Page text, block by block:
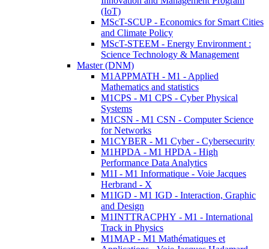
(IoT)
MScT-SCUP - Economics for Smart Cities
and Climate Policy
MScT-STEEM - Energy Environment :
Science Technology & Management
Master (DNM)
M1APPMATH - M1 - Applied
Mathematics and statistics
M1CPS - M1 CPS - Cyber Physical
Systems
M1CSN - M1 CSN - Computer Science
for Networks
M1CYBER - M1 Cyber - Cybersecurity
M1HPDA - M1 HPDA - High
Performance Data Analytics
M1I - M1 Informatique - Voie Jacques
Herbrand - X
M1IGD - M1 IGD - Interaction, Graphic
and Design
M1INTTRACPHY - M1 - International
Track in Physics
M1MAP - M1 Mathématiques et